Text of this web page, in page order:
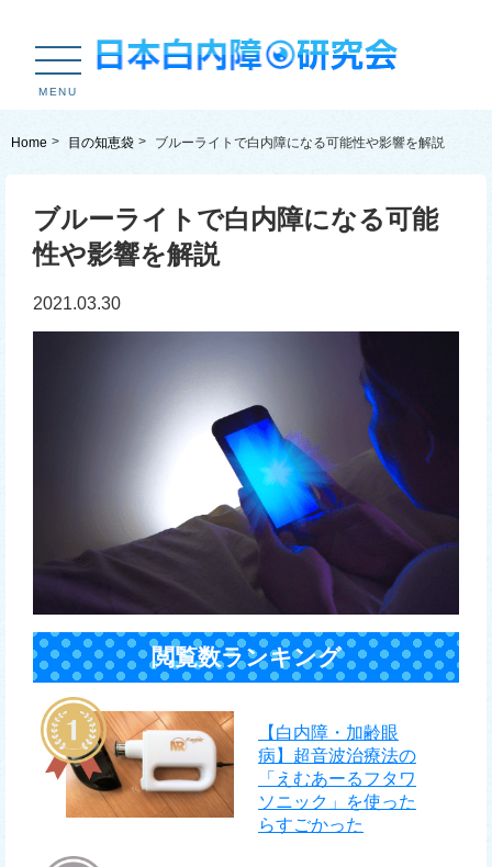
MENU
Home 目の知恵袋 ブルーライトで白内障になる可能性や影響を解説
ブルーライトで白内障になる可能
性や影響を解説
2021.03.30
閲覧数ランキング
【白内障・加齢眼
病】超音波治療法の
「えむあーるフタワ
ソニック」を使った
らすごかった